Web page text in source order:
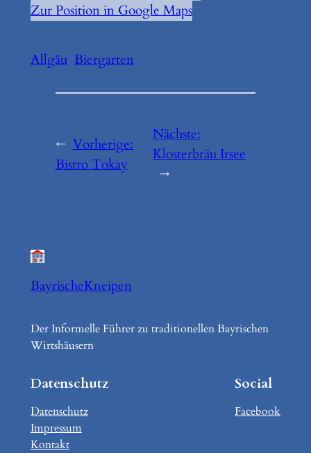
Zur Position in Google Maps
Allgäu Biergarten
← Vorherige:
Bistro Tokay
Nächste:
Klosterbräu Irsee
→
BayrischeKneipen
Der Informelle Führer zu traditionellen Bayrischen
Wirtshäusern
Datenschutz
Datenschutz
Impressum
Kontakt
Social
Facebook